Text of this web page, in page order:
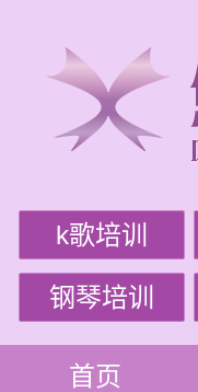
k歌培训
钢琴培训
首页